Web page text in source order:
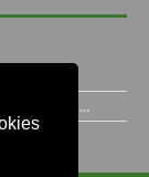
ihn...